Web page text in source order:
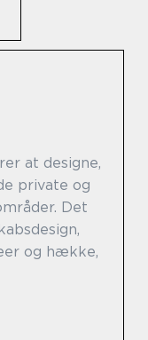
at designe,
private og
Det
og hække,